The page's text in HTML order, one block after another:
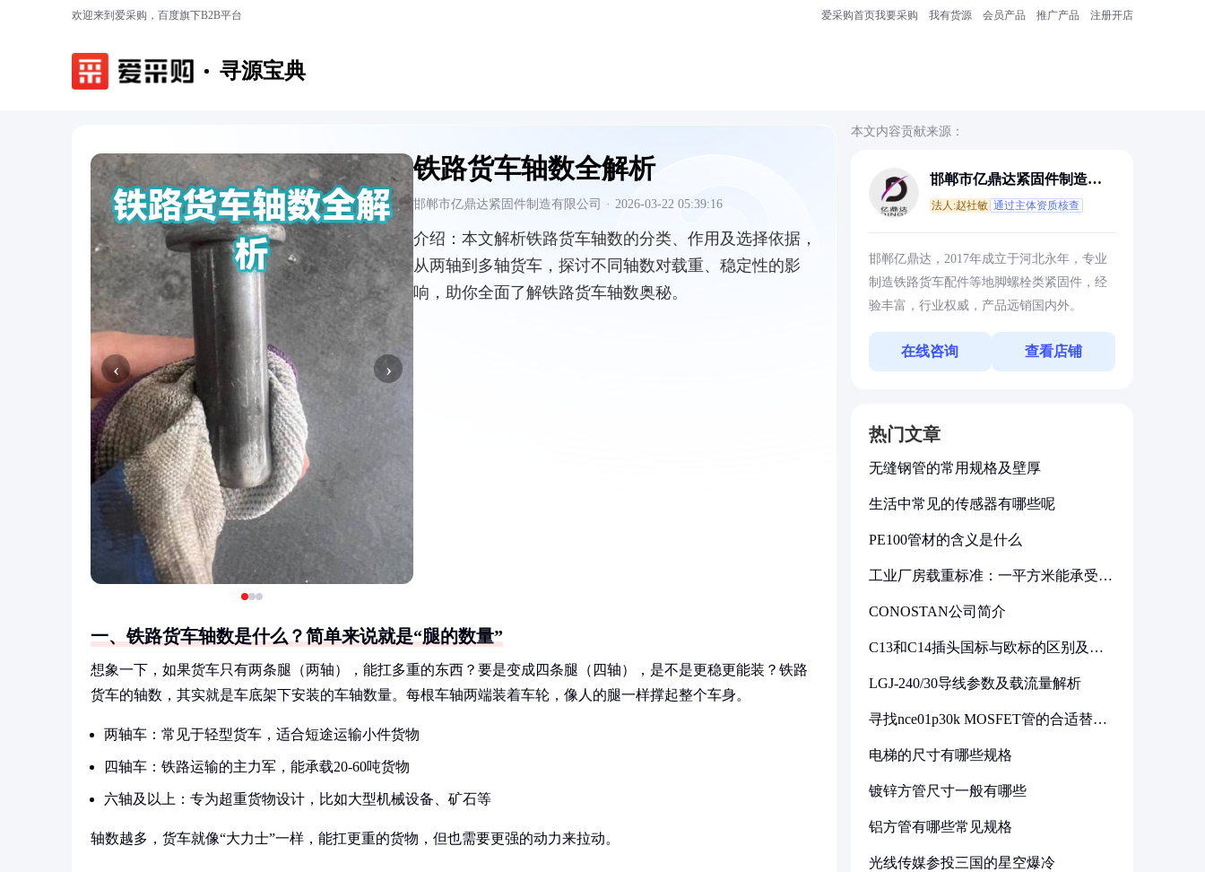
欢迎来到爱采购，百度旗下B2B平台 爱采购首页我要采购 我有货源 会员产品 推广产品 注册开店
寻源宝典
‹ ›
铁路货车轴数全解析
邯郸市亿鼎达紧固件制造有限公司 · 2026-03-22 05:39:16
介绍： 本文解析铁路货车轴数的分类、作用及选择依据，
从两轴到多轴货车，探讨不同轴数对载重、稳定性的影
响，助你全面了解铁路货车轴数奥秘。
一、铁路货车轴数是什么？简单来说就是“腿的数量”
想象一下，如果货车只有两条腿（两轴），能扛多重的东西？要是变成四条腿（四轴），是不是更稳更能装？铁路
货车的轴数，其实就是车底架下安装的车轴数量。每根车轴两端装着车轮，像人的腿一样撑起整个车身。
两轴车：常见于轻型货车，适合短途运输小件货物
四轴车：铁路运输的主力军，能承载20-60吨货物
六轴及以上：专为超重货物设计，比如大型机械设备、矿石等
轴数越多，货车就像“大力士”一样，能扛更重的货物，但也需要更强的动力来拉动。
本文内容贡献来源：
邯郸市亿鼎达紧固件制造有
法人:赵社敏 通过主体资质核查
邯郸亿鼎达，2017年成立于河北永年，专业
制造铁路货车配件等地脚螺栓类紧固件，经
验丰富，行业权威，产品远销国内外。
在线咨询 查看店铺
热门文章
无缝钢管的常用规格及壁厚
生活中常见的传感器有哪些呢
PE100管材的含义是什么
工业厂房载重标准：一平方米能承受多
CONOSTAN公司简介
C13和C14插头国标与欧标的区别及其
LGJ-240/30导线参数及载流量解析
寻找nce01p30k MOSFET管的合适替代
电梯的尺寸有哪些规格
镀锌方管尺寸一般有哪些
铝方管有哪些常见规格
光线传媒参投三国的星空爆冷